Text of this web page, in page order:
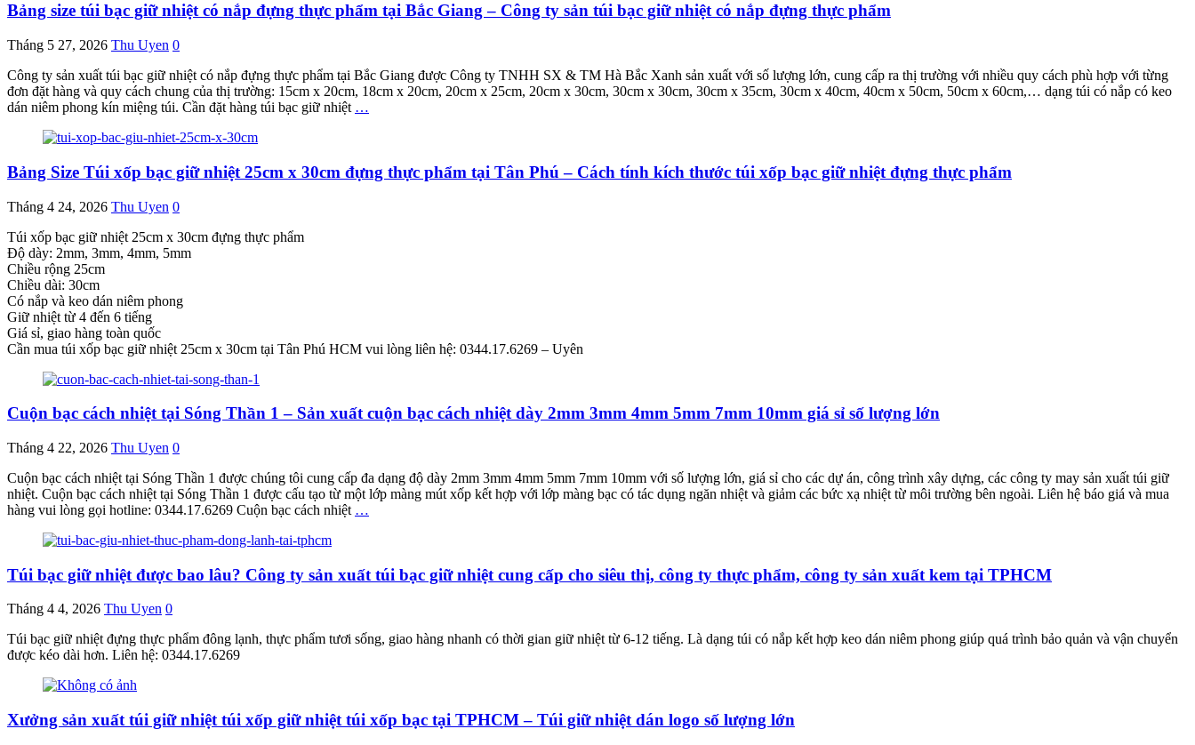
Bảng size túi bạc giữ nhiệt có nắp đựng thực phẩm tại Bắc Giang – Công ty sản túi bạc giữ nhiệt có nắp đựng thực phẩm
Tháng 5 27, 2026 Thu Uyen 0
Công ty sản xuất túi bạc giữ nhiệt có nắp đựng thực phẩm tại Bắc Giang được Công ty TNHH SX & TM Hà Bắc Xanh sản xuất với số lượng lớn, cung cấp ra thị trường với nhiều quy cách phù hợp với từng
đơn đặt hàng và quy cách chung của thị trường: 15cm x 20cm, 18cm x 20cm, 20cm x 25cm, 20cm x 30cm, 30cm x 30cm, 30cm x 35cm, 30cm x 40cm, 40cm x 50cm, 50cm x 60cm,… dạng túi có nắp có keo
dán niêm phong kín miệng túi. Cần đặt hàng túi bạc giữ nhiệt …
Bảng Size Túi xốp bạc giữ nhiệt 25cm x 30cm đựng thực phẩm tại Tân Phú – Cách tính kích thước túi xốp bạc giữ nhiệt đựng thực phẩm
Tháng 4 24, 2026 Thu Uyen 0
Túi xốp bạc giữ nhiệt 25cm x 30cm đựng thực phẩm
Độ dày: 2mm, 3mm, 4mm, 5mm
Chiều rộng 25cm
Chiều dài: 30cm
Có nắp và keo dán niêm phong
Giữ nhiệt từ 4 đến 6 tiếng
Giá sỉ, giao hàng toàn quốc
Cần mua túi xốp bạc giữ nhiệt 25cm x 30cm tại Tân Phú HCM vui lòng liên hệ: 0344.17.6269 – Uyên
Cuộn bạc cách nhiệt tại Sóng Thần 1 – Sản xuất cuộn bạc cách nhiệt dày 2mm 3mm 4mm 5mm 7mm 10mm giá sỉ số lượng lớn
Tháng 4 22, 2026 Thu Uyen 0
Cuộn bạc cách nhiệt tại Sóng Thần 1 được chúng tôi cung cấp đa dạng độ dày 2mm 3mm 4mm 5mm 7mm 10mm với số lượng lớn, giá sỉ cho các dự án, công trình xây dựng, các công ty may sản xuất túi giữ
nhiệt. Cuộn bạc cách nhiệt tại Sóng Thần 1 được cấu tạo từ một lớp màng mút xốp kết hợp với lớp màng bạc có tác dụng ngăn nhiệt và giảm các bức xạ nhiệt từ môi trường bên ngoài. Liên hệ báo giá và mua
hàng vui lòng gọi hotline: 0344.17.6269 Cuộn bạc cách nhiệt …
Túi bạc giữ nhiệt được bao lâu? Công ty sản xuất túi bạc giữ nhiệt cung cấp cho siêu thị, công ty thực phẩm, công ty sản xuất kem tại TPHCM
Tháng 4 4, 2026 Thu Uyen 0
Túi bạc giữ nhiệt đựng thực phẩm đông lạnh, thực phẩm tươi sống, giao hàng nhanh có thời gian giữ nhiệt từ 6-12 tiếng. Là dạng túi có nắp kết hợp keo dán niêm phong giúp quá trình bảo quản và vận chuyển
được kéo dài hơn. Liên hệ: 0344.17.6269
Xưởng sản xuất túi giữ nhiệt túi xốp giữ nhiệt túi xốp bạc tại TPHCM – Túi giữ nhiệt dán logo số lượng lớn